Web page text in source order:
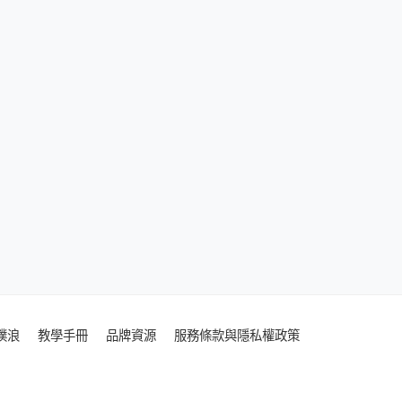
浪 教學手冊 品牌資源 服務條款與隱私權政策